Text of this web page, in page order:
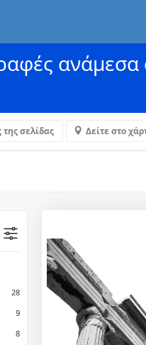
ανάμεσα
της σελίδας Δείτε στο
28
9
8